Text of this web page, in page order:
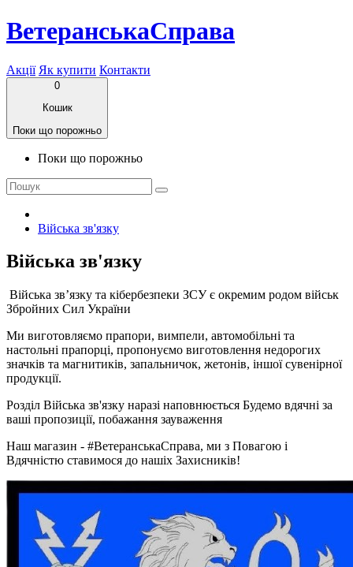
ВетеранськаСправа
Акції Як купити Контакти
0
Кошик
Поки що порожньо
Поки що порожньо
Війська зв'язку
Війська зв'язку
Війська зв’язку та кібербезпеки ЗСУ є окремим родом військ
Збройних Сил України
Ми виготовляємо прапори, вимпели, автомобільні та
настольні прапорці, пропонуємо виготовлення недорогих
значків та магнитиків, запальничок, жетонів, іншої сувенірної
продукції.
Розділ Війська зв'язку наразі наповнюється Будемо вдячні за
ваші пропозиції, побажання зауваження
Наш магазин - #ВетеранськаСправа, ми з Повагою і
Вдячністю ставимося до нашіх Захисників!